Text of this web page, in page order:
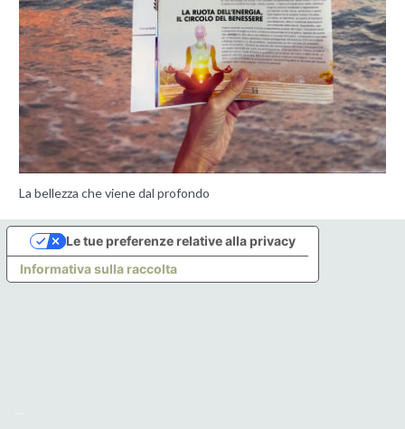
La bellezza che viene dal profondo
Informativa sulla raccolta
Le tue preferenze relative alla privacy